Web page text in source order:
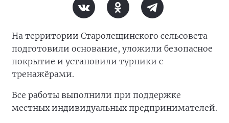
На территории Старолещинского сельсовета
подготовили основание, уложили безопасное
покрытие и установили турники с
тренажёрами.
Все работы выполнили при поддержке
местных индивидуальных предпринимателей.